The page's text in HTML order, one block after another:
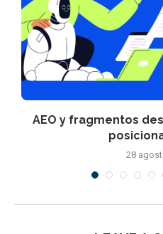
AEO y fragmentos
28